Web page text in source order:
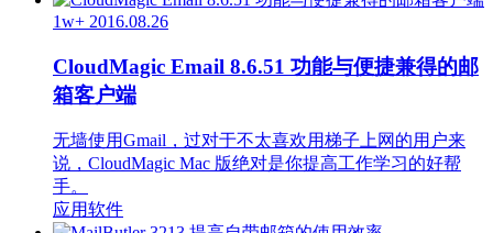
1w+ 2016.08.26
CloudMagic Email 8.6.51 功能与便捷兼得的邮
箱客户端
无墙使用Gmail，过对于不太喜欢用梯子上网的用户来
说，CloudMagic Mac 版绝对是你提高工作学习的好帮
手。
应用软件